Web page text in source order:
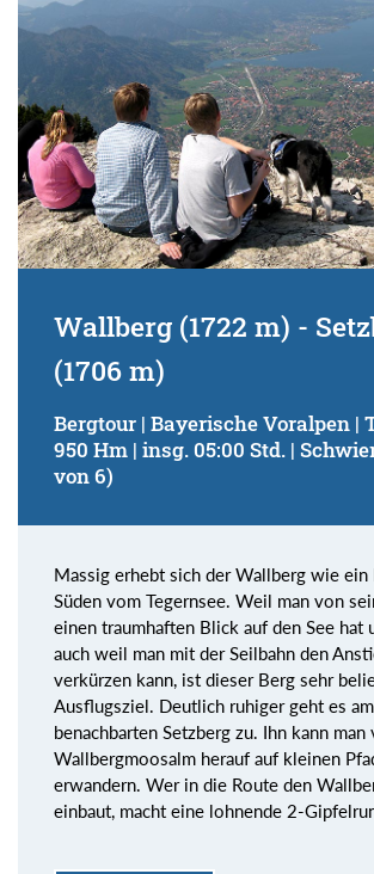
Wallberg (1722 m) -
(1706 m)
Bergtour | Bayerische Voralpen |
950 Hm | insg. 05:00 Std. |
von 6)
Massig erhebt sich der Wallberg wie
Süden vom Tegernsee. Weil man von
einen traumhaften Blick auf den See hat
auch weil man mit der Seilbahn den
verkürzen kann, ist dieser Berg sehr
Ausflugsziel. Deutlich ruhiger geht es am
benachbarten Setzberg zu. Ihn kann man
Wallbergmoosalm herauf auf kleinen
erwandern. Wer in die Route den
einbaut, macht eine lohnende 2-